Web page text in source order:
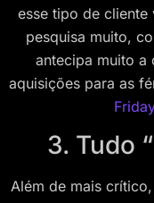
esse tipo de
pesquisa muito,
antecipa muito a
aquisições para as
3. Tudo
Além de mais